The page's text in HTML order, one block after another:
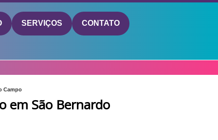
SERVIÇOS CONTATO
Campo
em São Bernardo